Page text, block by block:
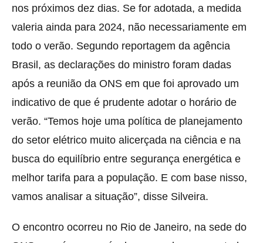
nos próximos dez dias. Se for adotada, a medida
valeria ainda para 2024, não necessariamente em
todo o verão. Segundo reportagem da agência
Brasil, as declarações do ministro foram dadas
após a reunião da ONS em que foi aprovado um
indicativo de que é prudente adotar o horário de
verão. “Temos hoje uma política de planejamento
do setor elétrico muito alicerçada na ciência e na
busca do equilíbrio entre segurança energética e
melhor tarifa para a população. E com base nisso,
vamos analisar a situação”, disse Silveira.
O encontro ocorreu no Rio de Janeiro, na sede do